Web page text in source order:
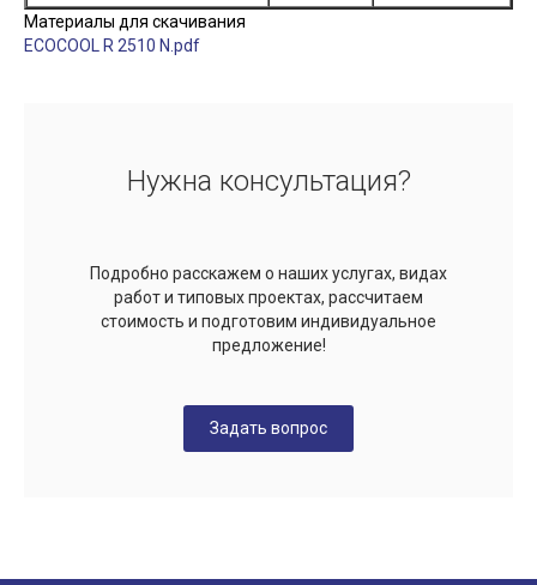
Материалы для скачивания
ECOCOOL R 2510 N.pdf
Нужна консультация?
Подробно расскажем о наших услугах, видах
работ и типовых проектах, рассчитаем
стоимость и подготовим индивидуальное
предложение!
Задать вопрос